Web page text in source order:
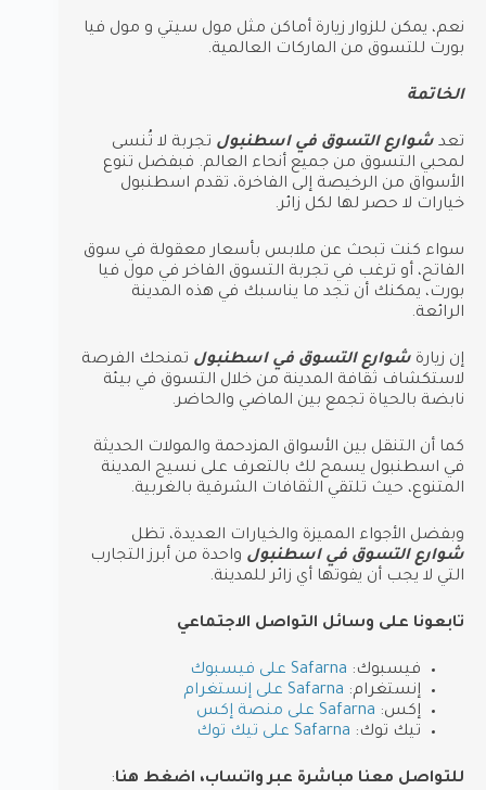
نعم، يمكن للزوار زيارة أماكن مثل مول سيتي و مول فيا
بورت للتسوق من الماركات العالمية.
الخاتمة
تعد شوارع التسوق في اسطنبول تجربة لا تُنسى
لمحبي التسوق من جميع أنحاء العالم. فبفضل تنوع
الأسواق من الرخيصة إلى الفاخرة، تقدم اسطنبول
خيارات لا حصر لها لكل زائر.
سواء كنت تبحث عن ملابس بأسعار معقولة في سوق
الفاتح، أو ترغب في تجربة التسوق الفاخر في مول فيا
بورت، يمكنك أن تجد ما يناسبك في هذه المدينة
الرائعة.
إن زيارة شوارع التسوق في اسطنبول تمنحك الفرصة
لاستكشاف ثقافة المدينة من خلال التسوق في بيئة
نابضة بالحياة تجمع بين الماضي والحاضر.
كما أن التنقل بين الأسواق المزدحمة والمولات الحديثة
في اسطنبول يسمح لك بالتعرف على نسيج المدينة
المتنوع، حيث تلتقي الثقافات الشرقية بالغربية.
وبفضل الأجواء المميزة والخيارات العديدة، تظل
شوارع التسوق في اسطنبول واحدة من أبرز التجارب
التي لا يجب أن يفوتها أي زائر للمدينة.
تابعونا على وسائل التواصل الاجتماعي
فيسبوك: Safarna على فيسبوك
إنستغرام: Safarna على إنستغرام
إكس: Safarna على منصة إكس
تيك توك: Safarna على تيك توك
للتواصل معنا مباشرة عبر واتساب، اضغط هنا: